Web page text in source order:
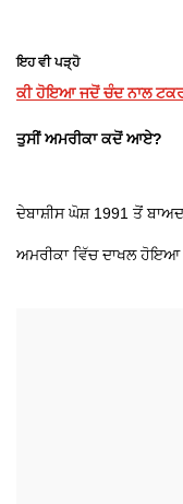
ਇਹ ਵੀ ਪੜ੍ਹੋ
ਕੀ ਹੋਇਆ ਜਦੋਂ ਚੰਦ ਨਾਲ
ਤੁਸੀਂ ਅਮਰੀਕਾ ਕਦੋਂ ਆਏ?
ਦੇਬਾਸ਼ੀਸ ਘੋਸ਼ 1991 ਤੋਂ
ਅਮਰੀਕਾ ਵਿੱਚ ਦਾਖਲ